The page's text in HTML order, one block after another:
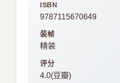
ISBN
9787115670649
装帧
精装
评分
4.0(豆瓣)